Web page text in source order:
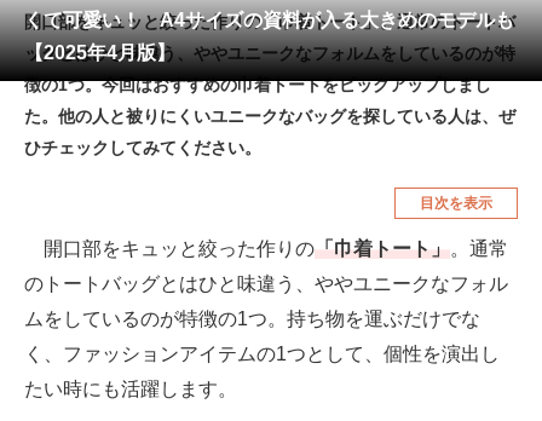
工具・DIY 本・DVD・CD
生活家電 生活用品
空調・季節家電 美容・コスメ
メディア
くて可愛い！ A4サイズの資料が入る大きめのモデルも
【2025年4月版】
開口部をキュッと絞った作りの「巾着トート」。通常のトートバ
ッグとはひと味違う、ややユニークなフォルムをしているのが特
徴の1つ。今回はおすすめの巾着トートをピックアップしまし
た。他の人と被りにくいユニークなバッグを探している人は、ぜ
ひチェックしてみてください。
目次を表示
開口部をキュッと絞った作りの「巾着トート」。通常
のトートバッグとはひと味違う、ややユニークなフォル
ムをしているのが特徴の1つ。持ち物を運ぶだけでな
く、ファッションアイテムの1つとして、個性を演出し
たい時にも活躍します。